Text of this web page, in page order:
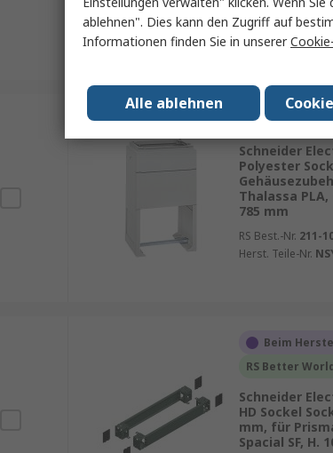
RS Best.-Nr.
275-448
Herst. Teile-Nr.
Beim
Schneider
Polyester
Thalassa PLA,
785 mm
RS Best.-Nr. 211-
Herst. Teile-Nr.
Beim
RS Better
Schneider
HD Sockel
mm, für
Spacial SF, H.
ablehnen". Dies kann den Zugriff auf
Informationen finden Sie in unserer
Alle ablehnen